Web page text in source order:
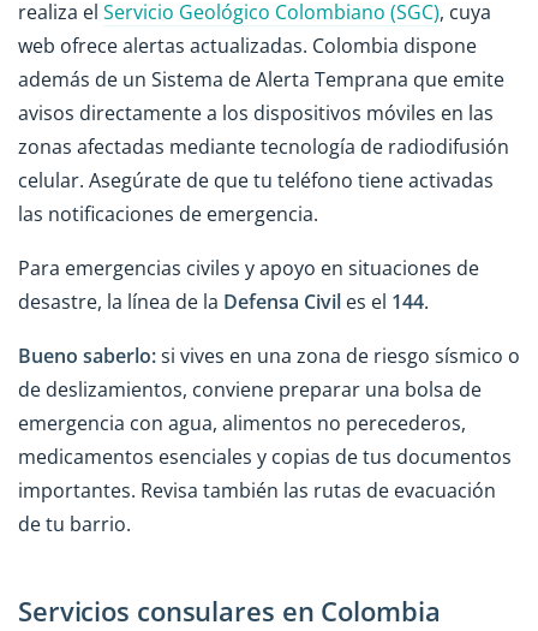
realiza el Servicio Geológico Colombiano (SGC), cuya
web ofrece alertas actualizadas. Colombia dispone
además de un Sistema de Alerta Temprana que emite
avisos directamente a los dispositivos móviles en las
zonas afectadas mediante tecnología de radiodifusión
celular. Asegúrate de que tu teléfono tiene activadas
las notificaciones de emergencia.
Para emergencias civiles y apoyo en situaciones de
desastre, la línea de la Defensa Civil es el 144.
Bueno saberlo:si vives en una zona de riesgo sísmico o
de deslizamientos, conviene preparar una bolsa de
emergencia con agua, alimentos no perecederos,
medicamentos esenciales y copias de tus documentos
importantes. Revisa también las rutas de evacuación
de tu barrio.
Servicios consulares en Colombia